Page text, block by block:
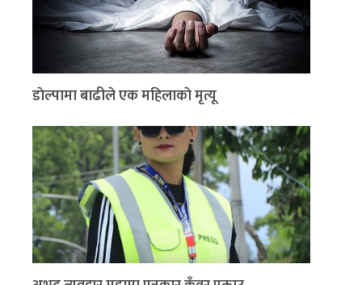
डाेल्पामा बाढीले एक महिलाकाे मृत्यू